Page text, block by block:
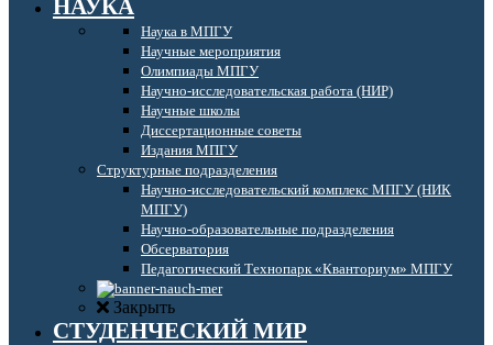
НАУКА
Наука в МПГУ
Научные мероприятия
Олимпиады МПГУ
Научно-исследовательская работа (НИР)
Научные школы
Диссертационные советы
Издания МПГУ
Структурные подразделения
Научно-исследовательский комплекс МПГУ (НИК
МПГУ)
Научно-образовательные подразделения
Обсерватория
Педагогический Технопарк «Кванториум» МПГУ
Закрыть
СТУДЕНЧЕСКИЙ МИР